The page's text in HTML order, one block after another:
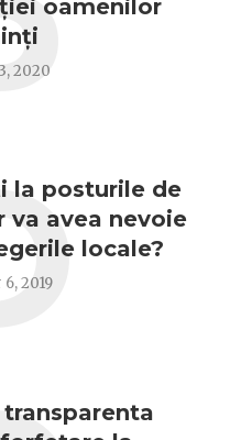
oamenilor
2020
la posturile de
va avea nevoie
locale?
2019